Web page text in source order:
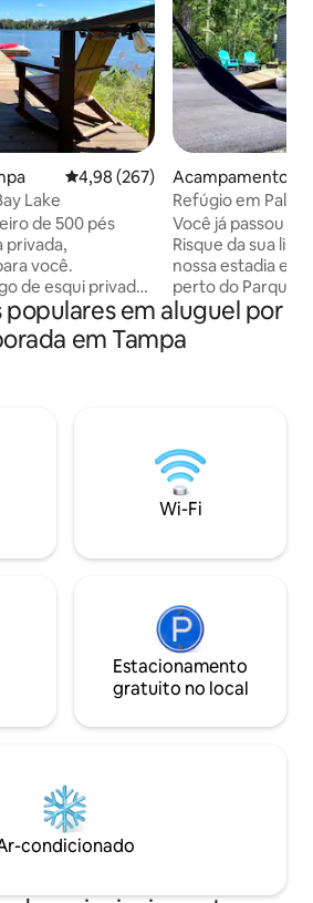
4,98 de uma avaliação média de
4,98 (267)
Lake
de 500 pés
privada,
você.
de esqui privado
com teclado,
1 cama king, 1
queen, máquina de
de vinho
cafeteira k-
tem robalo,
pesca/caixa de
vindos, mas não
Acampamento ⋅
ssa
Refúgio em Palm
Você já passou a
Risque da sua
nossa estadia
perto do Parque
Hillsborough.
PureWow como
cabanas do Airbnb. Esta
com as melhores
modernas, como
completa,
Wi-Fi de fibra 5G,
super silenciosos.
em aluguel por
em Tampa
Wi-Fi
Estacionamento
gratuito no local
condicionado